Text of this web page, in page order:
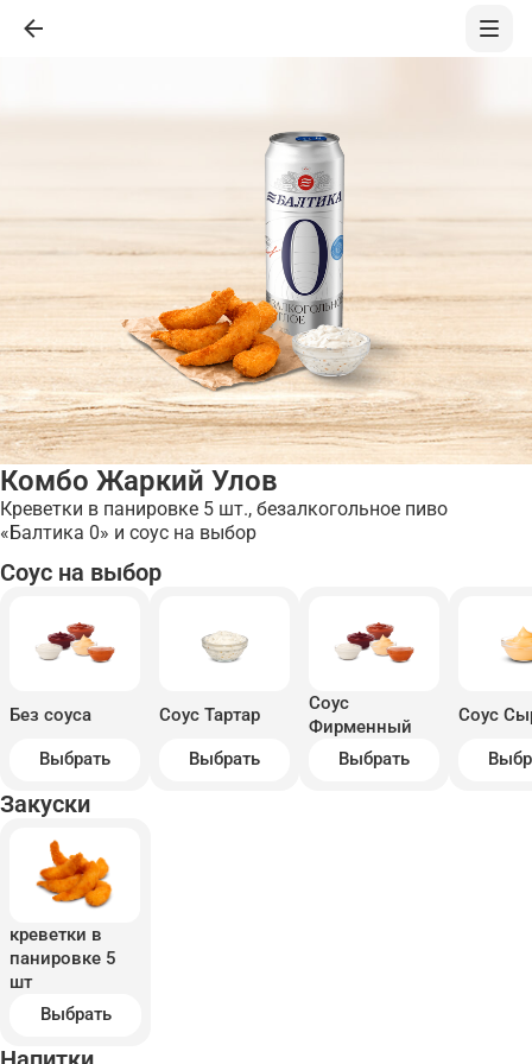
Комбо Жаркий Улов
Креветки в панировке 5 шт., безалкогольное пиво
«Балтика 0» и соус на выбор
Соус на выбор
Без соуса
Выбрать
Соус Тартар
Выбрать
Соус
Фирменный
Выбрать
Соус
Закуски
креветки в
панировке 5
шт
Выбрать